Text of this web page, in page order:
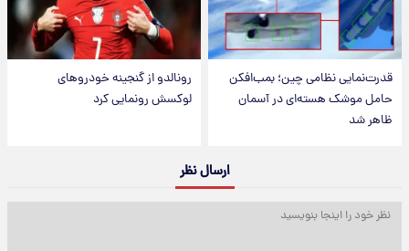
قدرت‌نمایی نظامی چین؛ بمب‌افکن
حامل موشک هسته‌ای در آسمان
ظاهر شد
رونالدو از گنجینه خودروهای
لوکسش رونمایی کرد
ارسال نظر